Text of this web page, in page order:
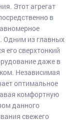
Этот агрегат
в
из главных
его сверхтонкий
даже в
Независимая
оптимальное
комфортную
данного
свежего